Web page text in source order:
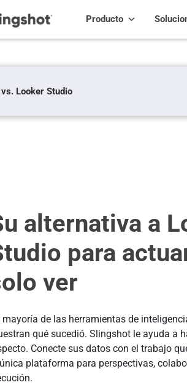
Producto
Looker Studio
alternativa a
para
ver
mayoría de las herramientas de
qué sucedió. Slingshot le ayuda a
Conecte sus datos con el trabajo
plataforma para perspectivas,